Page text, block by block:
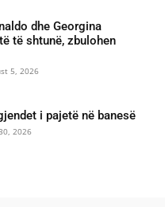
dhe Georgina
të shtunë, zbulohen
5, 2026
i pajetë në banesë
2026